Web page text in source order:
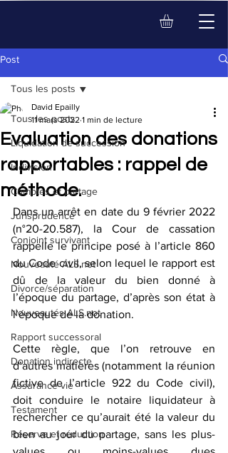
Post
Tous les posts
Liquidation de succession
Indivision
Comptes et partage
Jurisprudence
Conjoint survivant
Nouveauté ALS.not
Divorce/séparation
Nouveautés ALS.not
Rapport successoral
Donation indirecte
Assurance-vie
Testament
Réserve et réduction
Tous les posts
Evaluation des donations
rapportables : rappel de
méthode.
David Epailly
11 mars 2022 1 min de lecture
Dans un arrêt en date du 9 février 2022
(n°20-20.587), la Cour de cassation
rappelle le principe posé à l’article 860
du Code civil, selon lequel le rapport est
dû de la valeur du bien donné à
l’époque du partage, d’après son état à
l’époque de la donation.
Cette règle, que l’on retrouve en
d’autres matières (notamment la réunion
fictive de l’article 922 du Code civil),
doit conduire le notaire liquidateur à
rechercher ce qu’aurait été la valeur du
bien au jour du partage, sans les plus-